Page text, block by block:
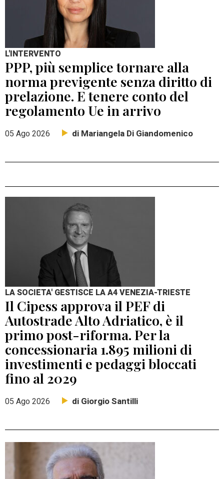
L'INTERVENTO
PPP, più semplice tornare alla
norma previgente senza diritto di
prelazione. E tenere conto del
regolamento Ue in arrivo
05 Ago 2026 di Mariangela Di Giandomenico
LA SOCIETA' GESTISCE LA A4 VENEZIA-TRIESTE
Il Cipess approva il PEF di
Autostrade Alto Adriatico, è il
primo post-riforma. Per la
concessionaria 1.895 milioni di
investimenti e pedaggi bloccati
fino al 2029
05 Ago 2026 di Giorgio Santilli